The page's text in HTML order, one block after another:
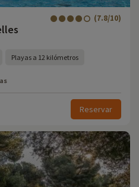
(7.8/10)
Playas a 12 kilómetros
Reservar